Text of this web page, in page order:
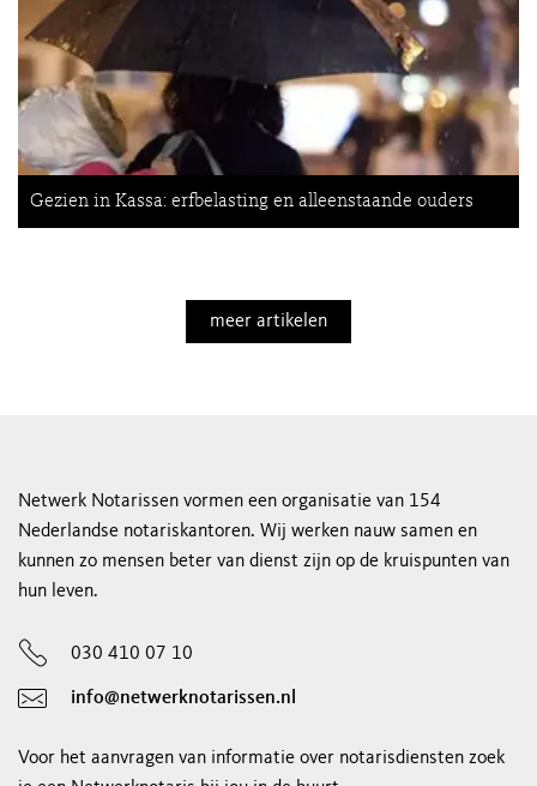
Gezien in Kassa: erfbelasting en alleenstaande ouders
meer artikelen
Netwerk Notarissen vormen een organisatie van 154
Nederlandse notariskantoren. Wij werken nauw samen en
kunnen zo mensen beter van dienst zijn op de kruispunten van
hun leven.
030 410 07 10
info@netwerknotarissen.nl
Voor het aanvragen van informatie over notarisdiensten zoek